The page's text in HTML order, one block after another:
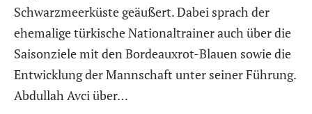
Schwarzmeerküste geäußert. Dabei sprach der
ehemalige türkische Nationaltrainer auch über die
Saisonziele mit den Bordeauxrot-Blauen sowie die
Entwicklung der Mannschaft unter seiner Führung.
Abdullah Avci über…